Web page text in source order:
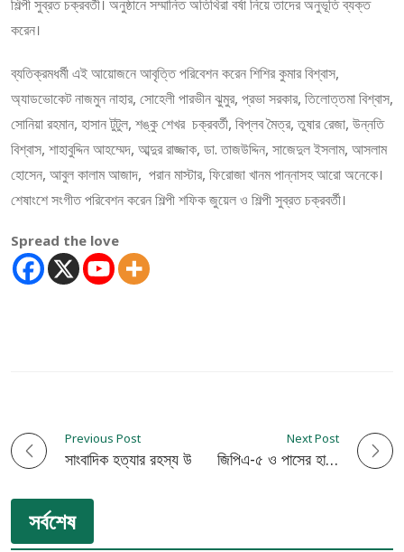
শিল্পী সুব্রত চক্রবর্তী। অনুষ্ঠানে সম্মানিত অতিথিরা বর্ষা নিয়ে তাদের অনুভূতি ব্যক্ত
করেন।
ব্যতিক্রমধর্মী এই আয়োজনে আবৃত্তি পরিবেশন করেন শিশির কুমার বিশ্বাস,
অ্যাডভোকেট নাজমুন নাহার, সোহেলী পারভীন ঝুমুর, প্রভা সরকার, তিলোত্তমা বিশ্বাস,
সোনিয়া রহমান, হাসান টুটুল, শঙ্কু শেখর চক্রবর্তী, বিপ্লব মৈত্র, তুষার রেজা, উন্নতি
বিশ্বাস, শাহাবুদ্দিন আহম্মেদ, আব্দুর রাজ্জাক, ডা. তাজউদ্দিন, সাজেদুল ইসলাম, আসলাম
হোসেন, আবুল কালাম আজাদ, পরান মাস্টার, ফিরোজা খানম পান্নাসহ আরো অনেকে।
শেষাংশে সংগীত পরিবেশন করেন শিল্পী শফিক জুয়েল ও শিল্পী সুব্রত চক্রবর্তী।
Spread the love
P
o
Previous Post
সাংবাদিক হত্যার রহস্য উদঘাটনের দাবিতে মানবাধিকার সমিতির মানববন্ধন
Next Post
কুষ্টিয়ায় এসএসসি ২০২৫: জিপিএ-৫ ও পাসের হার কমলেও জিলা স্কুলসহ কয়েকটি প্রতিষ্ঠানের উজ্জ্বল সাফল্য
সর্বশেষ